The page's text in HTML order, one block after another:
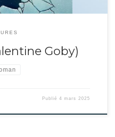
Goby)
Publié4 mars 2025